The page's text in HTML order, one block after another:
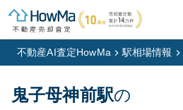
不動産AI査定HowMa 駅相場情報
鬼子母神前駅の